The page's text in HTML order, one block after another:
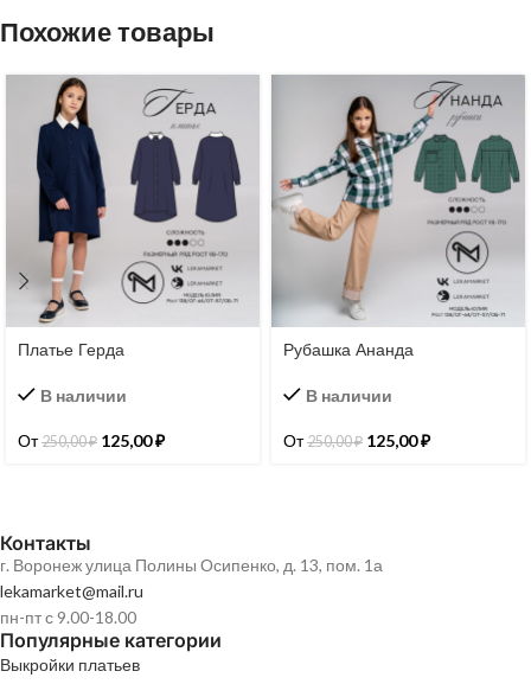
Похожие товары
Платье Герда
В наличии
От250,00₽ 125,00₽
Рубашка Ананда
В наличии
От250,00₽ 125,00₽
Контакты
г. Воронеж улица Полины Осипенко, д. 13, пом. 1а
lekamarket@mail.ru
пн-пт с 9.00-18.00
Популярные категории
Выкройки платьев